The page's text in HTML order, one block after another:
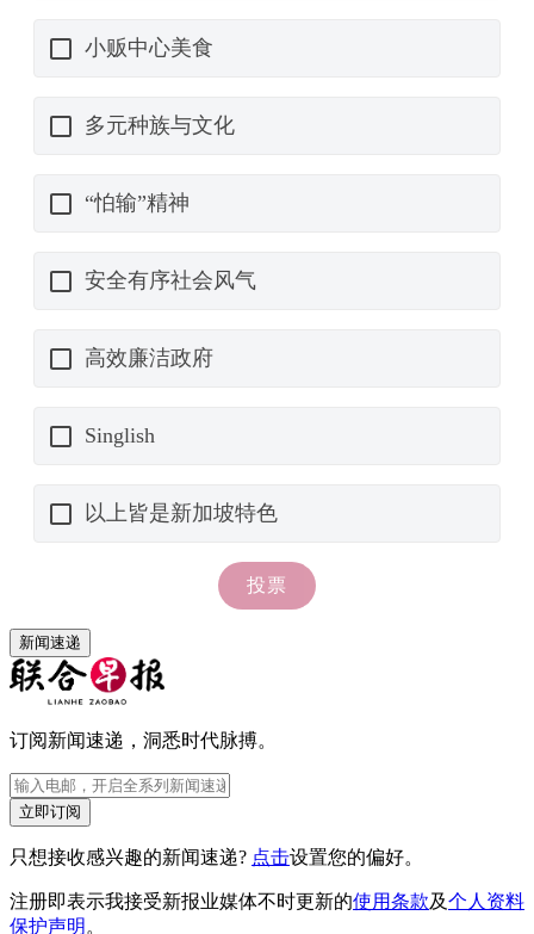
新闻速递
订阅新闻速递，洞悉时代脉搏。
立即订阅
只想接收感兴趣的新闻速递? 点击设置您的偏好。
注册即表示我接受新报业媒体不时更新的使用条款及个人资料
保护声明。